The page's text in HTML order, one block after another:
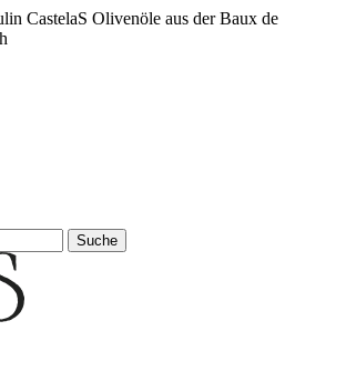
CastelaS Olivenöle aus der Baux de
Suche